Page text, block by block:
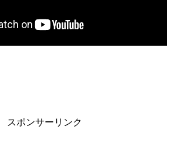
スポンサーリンク